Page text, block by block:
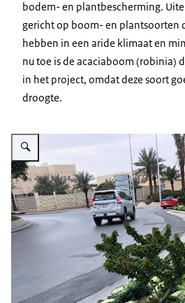
bodem- en plantbescherming.
gericht op boom- en plantsoorten
hebben in een aride klimaat en
nu toe is de acaciaboom (robinia)
in het project, omdat deze soort
droogte.
Vergroot afbeelding Bijzondere